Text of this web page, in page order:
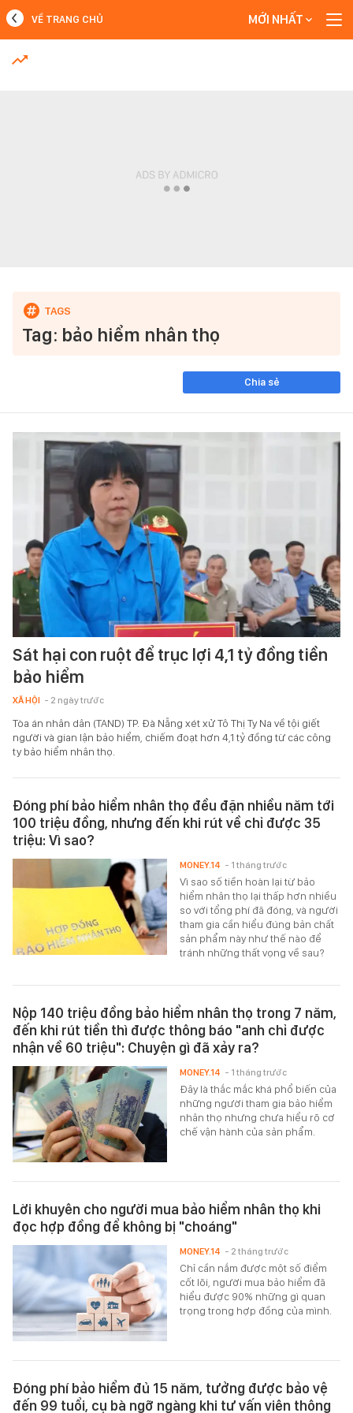
MỚI NHẤT
VỀ TRANG CHỦ MỚI NHẤT
Tag: bảo hiểm nhân thọ
Chia sẻ
Sát hại con ruột để trục lợi 4,1 tỷ đồng tiền
bảo hiểm
XÃ HỘI - 2 ngày trước
Tòa án nhân dân (TAND) TP. Đà Nẵng xét xử Tô Thị Ty Na về tội giết
người và gian lận bảo hiểm, chiếm đoạt hơn 4,1 tỷ đồng từ các công
ty bảo hiểm nhân thọ.
Đóng phí bảo hiểm nhân thọ đều đặn nhiều năm tới
100 triệu đồng, nhưng đến khi rút về chỉ được 35
triệu: Vì sao?
Vì sao số tiền hoàn lại từ bảo
hiểm nhân thọ lại thấp hơn nhiều
so với tổng phí đã đóng, và người
tham gia cần hiểu đúng bản chất
sản phẩm này như thế nào để
tránh những thất vọng về sau?
MONEY.14 - 1 tháng trước
Nộp 140 triệu đồng bảo hiểm nhân thọ trong 7 năm,
đến khi rút tiền thì được thông báo "anh chỉ được
nhận về 60 triệu": Chuyện gì đã xảy ra?
Đây là thắc mắc khá phổ biến của
những người tham gia bảo hiểm
nhân thọ nhưng chưa hiểu rõ cơ
chế vận hành của sản phẩm.
MONEY.14 - 1 tháng trước
Lời khuyên cho người mua bảo hiểm nhân thọ khi
đọc hợp đồng để không bị "choáng"
Chỉ cần nắm được một số điểm
cốt lõi, người mua bảo hiểm đã
hiểu được 90% những gì quan
trọng trong hợp đồng của mình.
MONEY.14 - 2 tháng trước
Đóng phí bảo hiểm đủ 15 năm, tưởng được bảo vệ
đến 99 tuổi, cụ bà ngỡ ngàng khi tư vấn viên thông